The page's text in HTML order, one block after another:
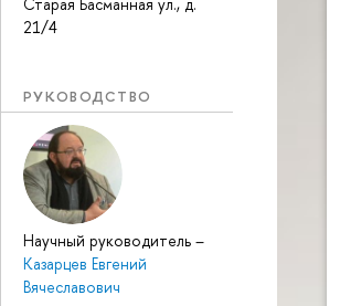
21/4
РУКОВОДСТВО
Научный руководитель –
Казарцев Евгений
Вячеславович